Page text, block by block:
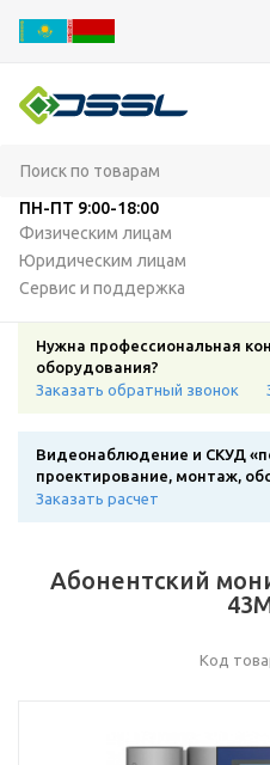
ПН-ПТ 9:00-18:00
Физическим лицам
Юридическим лицам
Сервис и поддержка
Нужна профессиональная
оборудования?
Заказать обратный звонок
Видеонаблюдение и СКУД
проектирование, монтаж,
Заказать расчет
Абонентский
Код